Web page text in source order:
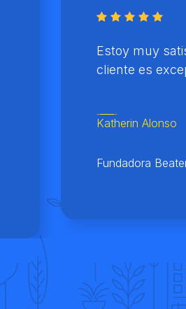
Estoy muy
cliente es
Katherin Alonso
Fundadora